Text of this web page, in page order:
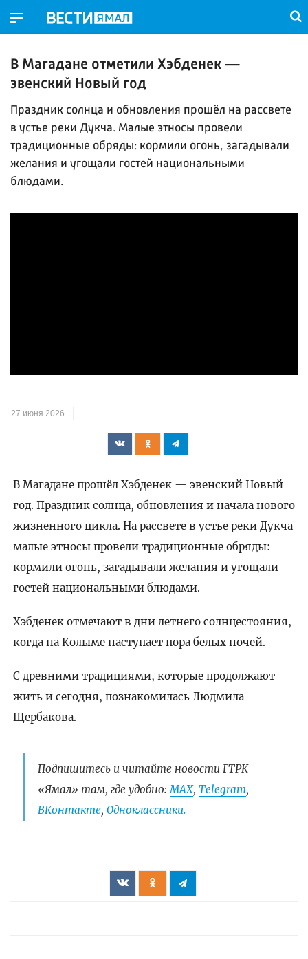
В Магадане отметили Хэбденек —
эвенский Новый год
Праздник солнца и обновления прошёл на рассвете
в устье реки Дукча. Малые этносы провели
традиционные обряды: кормили огонь, загадывали
желания и угощали гостей национальными
блюдами.
27 июня 2026
В Магадане прошёл Хэбденек — эвенский Новый
год. Праздник солнца, обновления и начала нового
жизненного цикла. На рассвете в устье реки Дукча
малые этносы провели традиционные обряды:
кормили огонь, загадывали желания и угощали
гостей национальными блюдами.
Хэбденек отмечают в дни летнего солнцестояния,
когда на Колыме наступает пора белых ночей.
С древними традициями, которые продолжают
жить и сегодня, познакомилась Людмила
Щербакова.
Подпишитесь и читайте новости ГТРК
«Ямал» там, где удобно:МАХ, Telegram,
ВКонтакте, Одноклассники.